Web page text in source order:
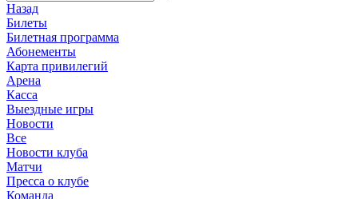
Назад
Билеты
Билетная программа
Абонементы
Карта привилегий
Арена
Касса
Выездные игры
Новости
Все
Новости клуба
Матчи
Пресса о клубе
Команда